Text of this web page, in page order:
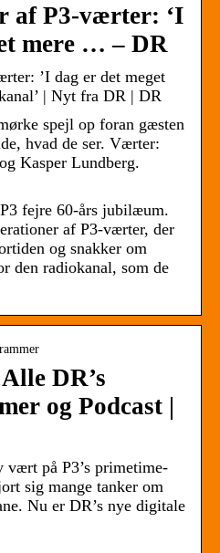
af P3-værter: ‘I
mere … – DR
’I dag er det meget
| Nyt fra DR | DR
spejl op foran gæsten
hvad de ser. Værter:
Kasper Lundberg.
fejre 60-års jubilæum.
af P3-værter, der
og snakker om
den radiokanal, som de
DR’s
og Podcast |
på P3’s primetime-
sig mange tanker om
Nu er DR’s nye digitale